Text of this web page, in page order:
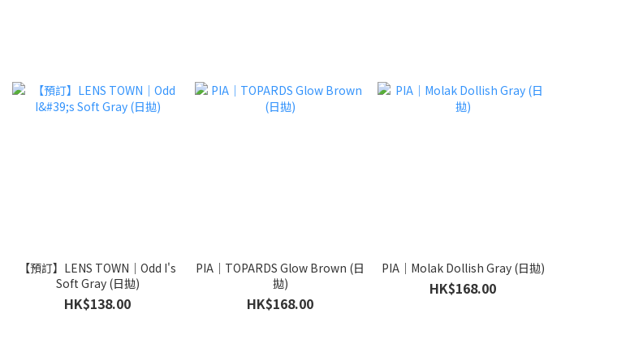
【預訂】LENS TOWN｜Odd I's
Soft Gray (日拋)
HK$138.00
PIA｜TOPARDS Glow Brown (日
拋)
HK$168.00
PIA｜Molak Dollish Gray (日拋)
HK$168.00